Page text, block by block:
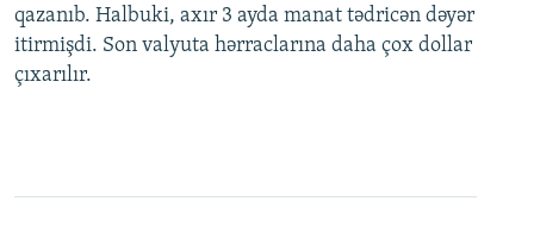
qazanıb. Halbuki, axır 3 ayda manat tədricən dəyər
itirmişdi. Son valyuta hərraclarına daha çox dollar
çıxarılır.